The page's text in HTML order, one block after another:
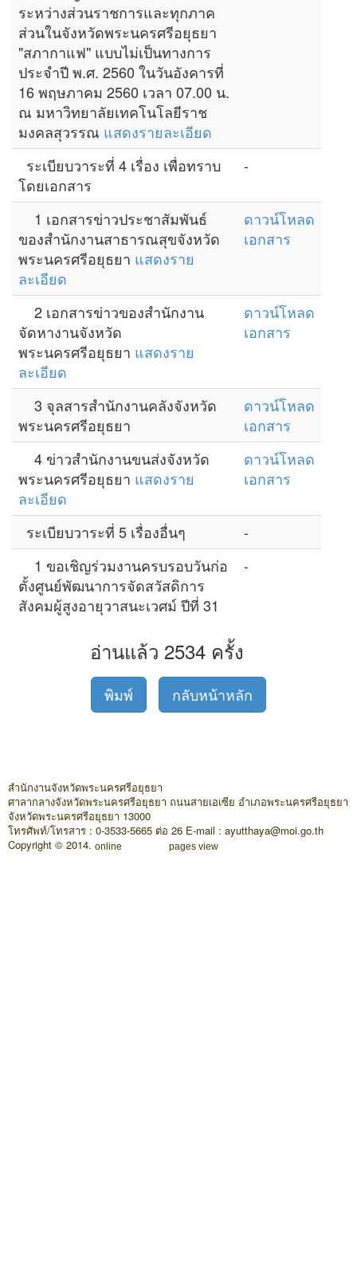
ระหว่างส่วนราชการและทุกภาค
ส่วนในจังหวัดพระนครศรีอยุธยา
"สภากาแฟ" แบบไม่เป็นทางการ
ประจำปี พ.ศ. 2560 ในวันอังคารที่
16 พฤษภาคม 2560 เวลา 07.00 น.
ณ มหาวิทยาลัยเทคโนโลยีราช
มงคลสุวรรณ แสดงรายละเอียด
ระเบียบวาระที่ 4 เรื่อง เพื่อทราบ
โดยเอกสาร
-
1 เอกสารข่าวประชาสัมพันธ์
ของสำนักงานสาธารณสุขจังหวัด
พระนครศรีอยุธยา แสดงราย
ละเอียด
ดาวน์โหลด
เอกสาร
2 เอกสารข่าวของสำนักงาน
จัดหางานจังหวัด
พระนครศรีอยุธยา แสดงราย
ละเอียด
ดาวน์โหลด
เอกสาร
3 จุลสารสำนักงานคลังจังหวัด
พระนครศรีอยุธยา
ดาวน์โหลด
เอกสาร
4 ข่าวสำนักงานขนส่งจังหวัด
พระนครศรีอยุธยา แสดงราย
ละเอียด
ดาวน์โหลด
เอกสาร
ระเบียบวาระที่ 5 เรื่องอื่นๆ
-
1 ขอเชิญร่วมงานครบรอบวันก่อ
ตั้งศูนย์พัฒนาการจัดสวัสดิการ
สังคมผู้สูงอายุวาสนะเวศม์ ปีที่ 31
-
อ่านแล้ว 2534 ครั้ง
พิมพ์ กลับหน้าหลัก
สำนักงานจังหวัดพระนครศรีอยุธยา
ศาลากลางจังหวัดพระนครศรีอยุธยา ถนนสายเอเซีย อำเภอพระนครศรีอยุธยา
จังหวัดพระนครศรีอยุธยา 13000
โทรศัพท์/โทรสาร : 0-3533-5665 ต่อ 26 E-mail : ayutthaya@moi.go.th
Copyright © 2014. online pages view